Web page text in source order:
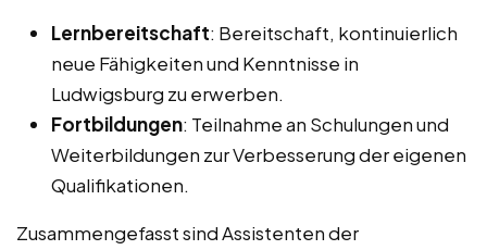
Lernbereitschaft: Bereitschaft, kontinuierlich
neue Fähigkeiten und Kenntnisse in
Ludwigsburg zu erwerben.
Fortbildungen: Teilnahme an Schulungen und
Weiterbildungen zur Verbesserung der eigenen
Qualifikationen.
Zusammengefasst sind Assistenten der